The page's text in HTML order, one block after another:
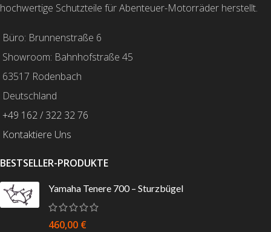
hochwertige Schutzteile für Abenteuer-Motorräder herstellt.
Büro: Brunnenstraße 6
Showroom: Bahnhofstraße 45
63517 Rodenbach
Deutschland
+49 162 / 322 32 76
Kontaktiere Uns
BESTSELLER-PRODUKTE
Yamaha Tenere 700 – Sturzbügel
460,00 €